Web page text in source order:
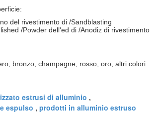
del rivestimento di /Sandblasting
/Powder dell'ed di /Anodiz di rivestimento
bronzo, champagne, rosso, oro, altri colori
estrusi di alluminio ,
espulso , prodotti in alluminio estruso